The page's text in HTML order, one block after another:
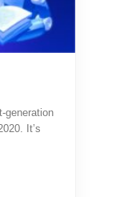
generation
It’s